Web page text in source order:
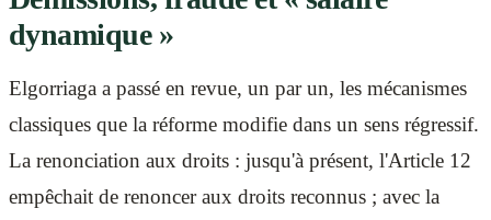
dynamique »
Elgorriaga a passé en revue, un par un, les mécanismes
classiques que la réforme modifie dans un sens régressif.
La renonciation aux droits : jusqu'à présent, l'Article 12
empêchait de renoncer aux droits reconnus ; avec la